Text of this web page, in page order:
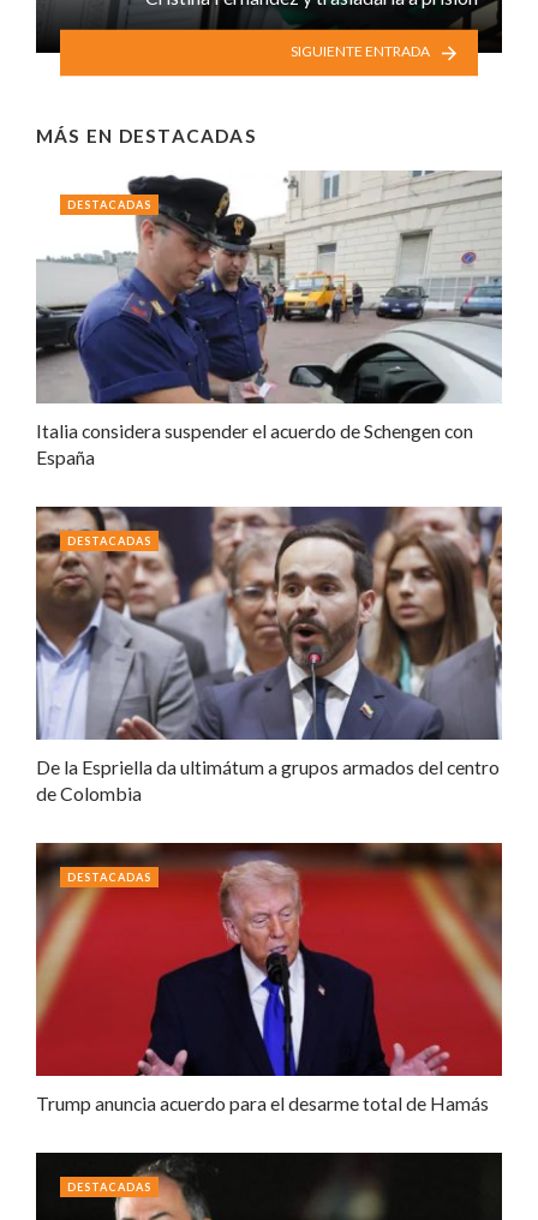
SIGUIENTE ENTRADA
MÁS EN DESTACADAS
Italia considera suspender el acuerdo de Schengen con
España
DESTACADAS
De la Espriella da ultimátum a grupos armados del centro
de Colombia
DESTACADAS
Trump anuncia acuerdo para el desarme total de Hamás
DESTACADAS
DESTACADAS